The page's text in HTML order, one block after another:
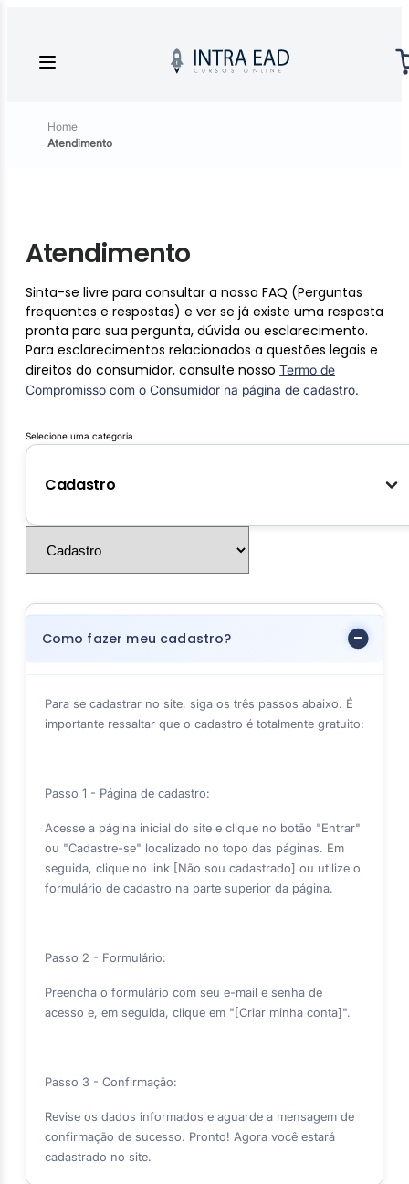
Home
Atendimento
Atendimento
Sinta-se livre para consultar a nossa FAQ (Perguntas
frequentes e respostas) e ver se já existe uma resposta
pronta para sua pergunta, dúvida ou esclarecimento.
Para esclarecimentos relacionados a questões legais e
direitos do consumidor, consulte nosso Termo de
Compromisso com o Consumidor na página de cadastro.
Selecione uma categoria
Cadastro
Como fazer meu cadastro?
Para se cadastrar no site, siga os três passos abaixo. É
importante ressaltar que o cadastro é totalmente gratuito:
Passo 1 - Página de cadastro:
Acesse a página inicial do site e clique no botão "Entrar"
ou "Cadastre-se" localizado no topo das páginas. Em
seguida, clique no link [Não sou cadastrado] ou utilize o
formulário de cadastro na parte superior da página.
Passo 2 - Formulário:
Preencha o formulário com seu e-mail e senha de
acesso e, em seguida, clique em "[Criar minha conta]".
Passo 3 - Confirmação:
Revise os dados informados e aguarde a mensagem de
confirmação de sucesso. Pronto! Agora você estará
cadastrado no site.